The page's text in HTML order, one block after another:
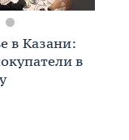
в Казани:
в